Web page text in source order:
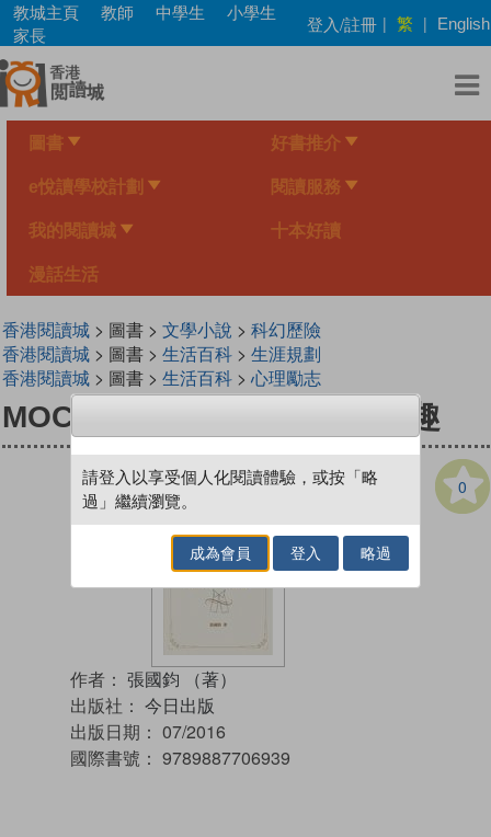
Skip
main
content
教城主頁 教師 中學生
小學生
家長
登入/註冊 | 繁 | English
圖書 好書推介
e悅讀學校計劃 閱讀服務
我的閱讀城 十本好讀
漫話生活
香港閱讀城> 圖書 > 文學小說 > 科幻歷險
香港閱讀城> 圖書 > 生活百科> 生涯規劃
香港閱讀城> 圖書 > 生活百科> 心理勵志
MOCHA 大狀 法律界的千奇百趣
0
作者： 張國鈞 （著）
出版社： 今日出版
出版日期： 07/2016
國際書號： 9789887706939
請登入以享受個人化閱讀體驗，或按「略
過」繼續瀏覽。
成為會員 登入 略過